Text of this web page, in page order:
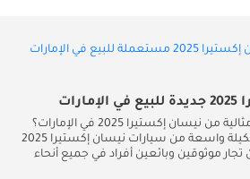
للبيع في الإمارات
هل تبحث عن سيارة جديدة مثالية من نيسان إكستيرا 2025 في الإمارات؟
يوفر لك موقع دوبي كارز تشكيلة واسعة من سيارات نيسان إكستيرا 2025
موثوقين وبائعين أفراد في جميع أنحاء